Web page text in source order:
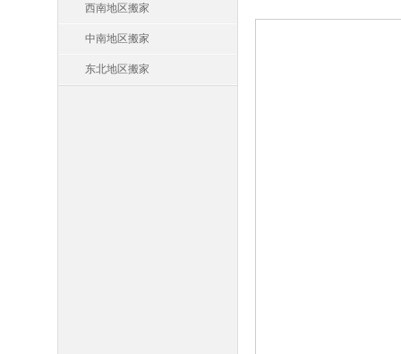
西南地区搬家
中南地区搬家
东北地区搬家